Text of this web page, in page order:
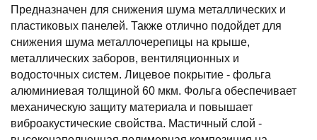
Предназначен для снижения шума металлических и
пластиковых панелей. Также отлично подойдет для
снижения шума металлочерепицы на крыше,
металлических заборов, вентиляционных и
водосточных систем. Лицевое покрытие - фольга
алюминиевая толщиной 60 мкм. Фольга обеспечивает
механическую защиту материала и повышает
виброакустические свойства. Мастичный слой -